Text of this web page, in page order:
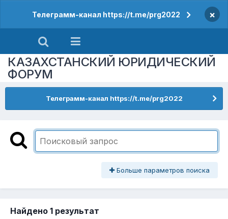
Телеграмм-канал https://t.me/prg2022 ×
КАЗАХСТАНСКИЙ ЮРИДИЧЕСКИЙ
ФОРУМ
Телеграмм-канал https://t.me/prg2022
Больше параметров поиска
Найдено 1 результат